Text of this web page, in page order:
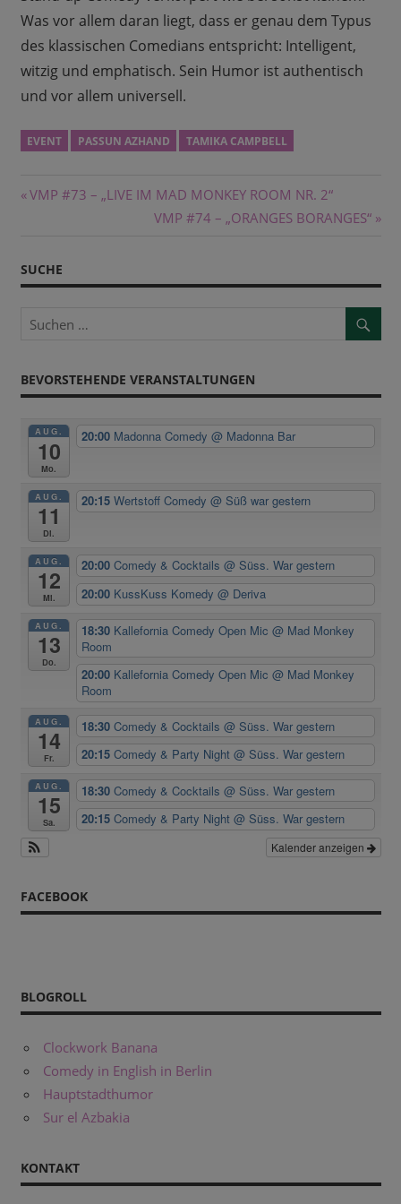
Was vor allem daran liegt, dass er genau dem Typus
des klassischen Comedians entspricht: Intelligent,
witzig und emphatisch. Sein Humor ist authentisch
und vor allem universell.
EVENT PASSUN AZHAND TAMIKA CAMPBELL
Beitragsnavigation
Vorheriger
VMP #73 – „LIVE IM MAD MONKEY ROOM NR. 2“
Nächster
VMP #74 – „ORANGES BORANGES“
SUCHE
BEVORSTEHENDE VERANSTALTUNGEN
AUG.
10
Mo.
20:00 Madonna Comedy@ Madonna Bar
AUG.
11
Di.
20:15Wertstoff Comedy@ Süß war gestern
AUG.
12
Mi.
20:00Comedy & Cocktails@ Süss. War gestern
20:00 KussKuss Komedy@ Deriva
AUG.
13
Do.
18:30 Kallefornia Comedy Open Mic@ Mad Monkey
Room
20:00 Kallefornia Comedy Open Mic@ Mad Monkey
Room
AUG.
14
Fr.
18:30Comedy & Cocktails@ Süss. War gestern
20:15Comedy & Party Night@ Süss. War gestern
AUG.
15
Sa.
18:30Comedy & Cocktails@ Süss. War gestern
20:15Comedy & Party Night@ Süss. War gestern
Kalender anzeigen
FACEBOOK
BLOGROLL
Clockwork Banana
Comedy in English in Berlin
Hauptstadthumor
Sur el Azbakia
KONTAKT